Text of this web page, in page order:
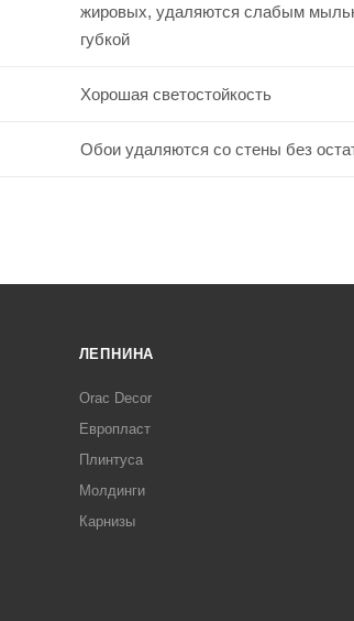
жировых, удаляются слабым
губкой
Хорошая светостойкость
Обои удаляются со стены без
ЛЕПНИНА
Orac Decor
Европласт
Плинтуса
Молдинги
Карнизы